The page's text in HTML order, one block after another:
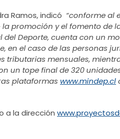
Ramos, indicó “conforme al
promoción y el fomento de
Deporte, cuenta con un
el caso de las personas
tributarias mensuales,
un tope final de 320
plataformas www.mindep.cl
a la dirección